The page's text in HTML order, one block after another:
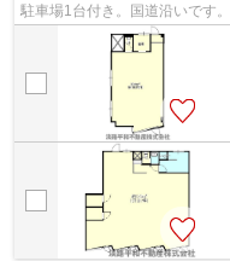
駐車場1台付き。国道沿いです。